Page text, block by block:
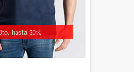
hasta 30%